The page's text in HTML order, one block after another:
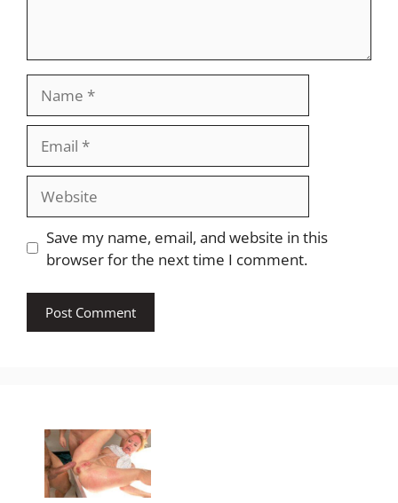
Save my name, email, and website in this
browser for the next time I comment.